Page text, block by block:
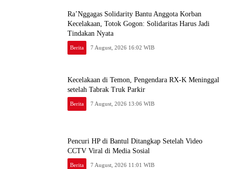
Ra’Nggagas Solidarity Bantu Anggota Korban
Kecelakaan, Totok Gogon: Solidaritas Harus Jadi
Tindakan Nyata
Berita 7 August, 2026 16:02 WIB
Kecelakaan di Temon, Pengendara RX-K Meninggal
setelah Tabrak Truk Parkir
Berita 7 August, 2026 13:06 WIB
Pencuri HP di Bantul Ditangkap Setelah Video
CCTV Viral di Media Sosial
Berita 7 August, 2026 11:01 WIB